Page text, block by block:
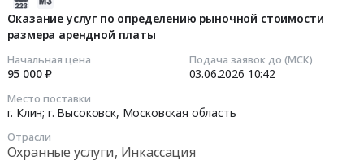
Оказание услуг по определению рыночной стоимости
размера арендной платы
Начальная цена
95 000 ₽
Подача заявок до (МСК)
03.06.2026 10:42
Место поставки
г. Клин; г. Высоковск, Московская область
Отрасли
Охранные услуги, Инкассация